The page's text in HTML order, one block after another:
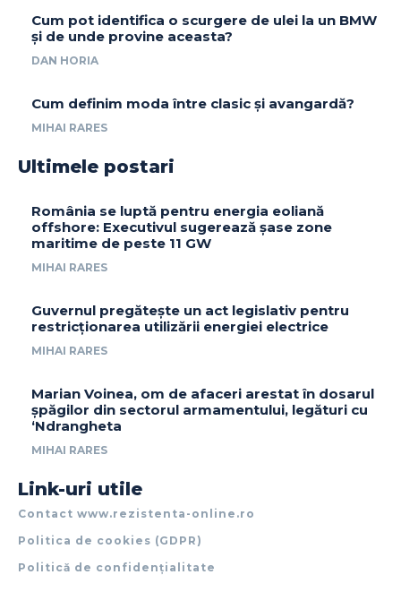
Cum pot identifica o scurgere de ulei la un BMW
și de unde provine aceasta?
DAN HORIA
Cum definim moda între clasic și avangardă?
MIHAI RARES
Ultimele postari
România se luptă pentru energia eoliană
offshore: Executivul sugerează șase zone
maritime de peste 11 GW
MIHAI RARES
Guvernul pregătește un act legislativ pentru
restricționarea utilizării energiei electrice
MIHAI RARES
Marian Voinea, om de afaceri arestat în dosarul
șpăgilor din sectorul armamentului, legături cu
‘Ndrangheta
MIHAI RARES
Link-uri utile
Contact www.rezistenta-online.ro
Politica de cookies (GDPR)
Politică de confidențialitate